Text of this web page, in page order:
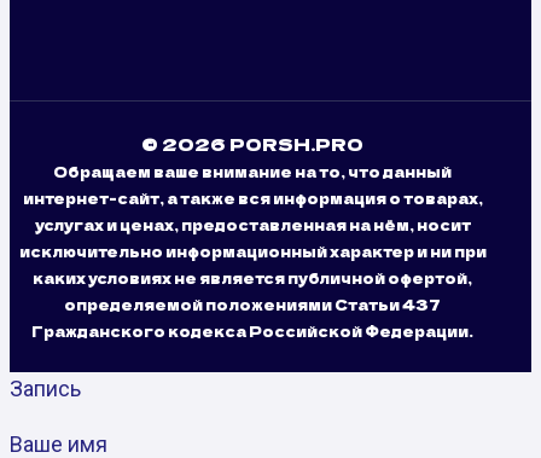
© 2026 PORSH.PRO
Обращаем ваше внимание на то, что данный
интернет-сайт, а также вся информация о товарах,
услугах и ценах, предоставленная на нём, носит
исключительно информационный характер и ни при
каких условиях не является публичной офертой,
определяемой положениями Статьи 437
Гражданского кодекса Российской Федерации.
Запись
Ваше имя